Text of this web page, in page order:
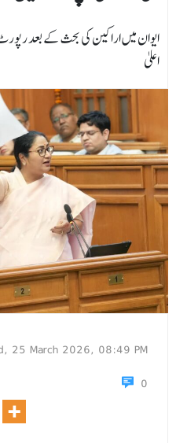
ایوان میں اراکین کی بحث کے بعد
اعلیٰ
25 March 2026, 08:49 PM
0